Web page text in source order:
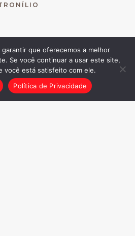
Muito bem feita!!!
garantir que oferecemos a melhor
Se você continuar a usar este site,
você está satisfeito com ele.
Política de Privacidade